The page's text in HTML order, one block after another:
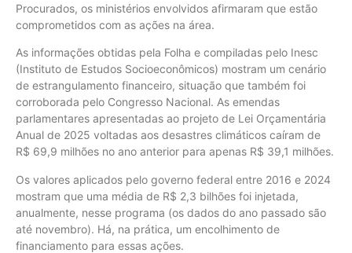
Procurados, os ministérios envolvidos afirmaram que estão
comprometidos com as ações na área.
As informações obtidas pela Folha e compiladas pelo Inesc
(Instituto de Estudos Socioeconômicos) mostram um cenário
de estrangulamento financeiro, situação que também foi
corroborada pelo Congresso Nacional. As emendas
parlamentares apresentadas ao projeto de Lei Orçamentária
Anual de 2025 voltadas aos desastres climáticos caíram de
R$ 69,9 milhões no ano anterior para apenas R$ 39,1 milhões.
Os valores aplicados pelo governo federal entre 2016 e 2024
mostram que uma média de R$ 2,3 bilhões foi injetada,
anualmente, nesse programa (os dados do ano passado são
até novembro). Há, na prática, um encolhimento de
financiamento para essas ações.